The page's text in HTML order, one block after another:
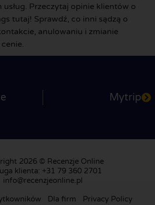
usług. Przeczytaj opinie klientów o
tutaj! Sprawdź, co inni sądzą o
anulowaniu i zmianie
Mytrip
2026 © Recenzje Online
klienta: +31 79 360 2701
info@recenzjeonline.pl
Dla firm Privacy Policy